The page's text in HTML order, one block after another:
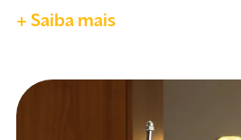
+ Saiba mais